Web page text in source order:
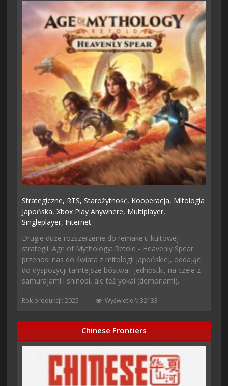
Strategiczne, RTS,Starożytność, Kooperacja, Mitologia
Japońska,Xbox Play Anywhere, Multiplayer,
Singleplayer, Internet
Drugie duże rozszerzenie do remake'u kultowej
strategii. Age of Mythology: Retold - Heavenly Spear
przenosi nas do świata z mitologii japońskiej, oddając
do dyspozycji tamtejsze bóstwa i jednostki, na czele z
samurajami i shinobi, ale też yokai (demonami).
Rok produkcji: 2025 Wyświetleń: 32133
Chinese Frontiers